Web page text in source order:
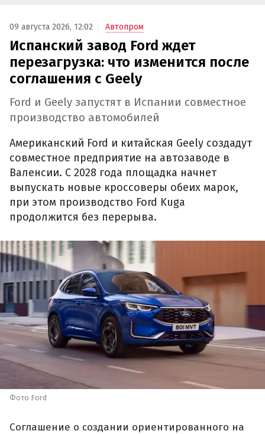
09 августа 2026, 12:02 Автопром
Испанский завод Ford ждет
перезагрузка: что изменится после
соглашения с Geely
Ford и Geely запустят в Испании совместное
производство автомобилей
Американский Ford и китайская Geely создадут
совместное предприятие на автозаводе в
Валенсии. С 2028 года площадка начнет
выпускать новые кроссоверы обеих марок,
при этом производство Ford Kuga
продолжится без перерыва.
Фото Ford
Соглашение о создании ориентированного на